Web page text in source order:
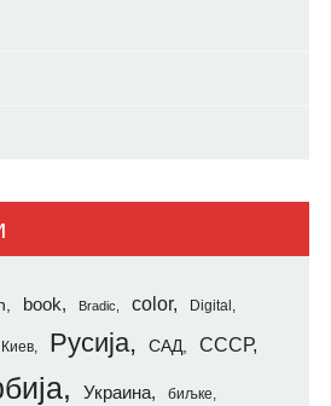
book Bradic color Digital
Киев Русија САД СССР
Украина биљке